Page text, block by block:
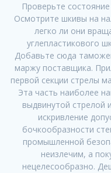
Проверьте
Осмотрите шкивы на
легко ли они
углепластикового
Добавьте сюда
маржу поставщика.
первой секции стрелы
Эта часть наиболее
выдвинутой
искривление
бочкообразности
промышленной
неизлечим, а
нецелесообразно.